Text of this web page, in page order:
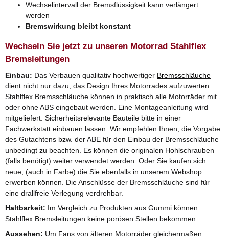
Wechselintervall der Bremsflüssigkeit kann verlängert
werden
Bremswirkung bleibt konstant
Wechseln Sie jetzt zu unseren Motorrad Stahlflex
Bremsleitungen
Einbau: Das Verbauen qualitativ hochwertiger Bremsschläuche
dient nicht nur dazu, das Design Ihres Motorrades aufzuwerten.
Stahlflex Bremsschläuche können in praktisch alle Motorräder mit
oder ohne ABS eingebaut werden. Eine Montageanleitung wird
mitgeliefert. Sicherheitsrelevante Bauteile bitte in einer
Fachwerkstatt einbauen lassen. Wir empfehlen Ihnen, die Vorgabe
des Gutachtens bzw. der ABE für den Einbau der Bremsschläuche
unbedingt zu beachten. Es können die originalen Hohlschrauben
(falls benötigt) weiter verwendet werden. Oder Sie kaufen sich
neue, (auch in Farbe) die Sie ebenfalls in unserem Webshop
erwerben können. Die Anschlüsse der Bremsschläuche sind für
eine drallfreie Verlegung verdrehbar.
Haltbarkeit: Im Vergleich zu Produkten aus Gummi können
Stahlflex Bremsleitungen keine porösen Stellen bekommen.
Aussehen: Um Fans von älteren Motorräder gleichermaßen